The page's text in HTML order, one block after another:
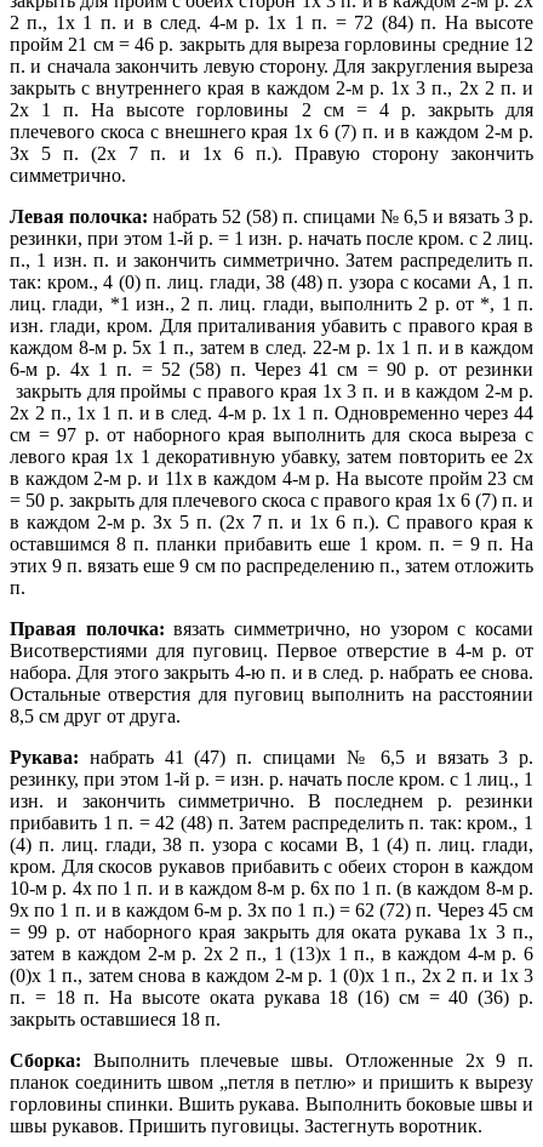
2 п., 1х 1 п. и в след. 4-м p. 1х 1 п. = 72 (84) п. На высоте
пройм 21 см = 46 р. закрыть для выреза горловины средние 12
п. и сначала закончить левую сторону. Для закругления выреза
закрыть с внутреннего края в каждом 2-м р. 1х 3 п., 2х 2 п. и
2х 1 п. На высоте горловины 2 см = 4 р. закрыть для
плечевого скоса с внешнего края 1х 6 (7) п. и в каждом 2-м р.
Зх 5 п. (2х 7 п. и 1х 6 п.). Правую сторону закончить
симметрично.
Левая полочка: набрать 52 (58) п. спицами № 6,5 и вязать 3 р.
резинки, при этом 1-й р. = 1 изн. р. начать после кром. с 2 лиц.
п., 1 изн. п. и закончить симметрично. Затем распределить п.
так: кром., 4 (0) п. лиц. глади, 38 (48) п. узора с косами А, 1 п.
лиц. глади, *1 изн., 2 п. лиц. глади, выполнить 2 р. от *, 1 п.
изн. глади, кром. Для приталивания убавить с правого края в
каждом 8-м р. 5х 1 п., затем в след. 22-м p. 1х 1 п. и в каждом
6-м р. 4х 1 п. = 52 (58) п. Через 41 см = 90 р. от резинки
закрыть для проймы с правого края 1х 3 п. и в каждом 2-м р.
2х 2 п., 1х 1 п. и в след. 4-м p. 1х 1 п. Одновременно через 44
см = 97 р. от наборного края выполнить для скоса выреза с
левого края 1х 1 декоративную убавку, затем повторить ее 2х
в каждом 2-м р. и 11х в каждом 4-м р. На высоте пройм 23 см
= 50 р. закрыть для плечевого скоса с правого края 1х 6 (7) п. и
в каждом 2-м р. Зх 5 п. (2х 7 п. и 1х 6 п.). С правого края к
оставшимся 8 п. планки прибавить еше 1 кром. п. = 9 п. На
этих 9 п. вязать еше 9 см по распределению п., затем отложить
п.
Правая полочка: вязать симметрично, но узором с косами
Висотверстиями для пуговиц. Первое отверстие в 4-м р. от
набора. Для этого закрыть 4-ю п. и в след. р. набрать ее снова.
Остальные отверстия для пуговиц выполнить на расстоянии
8,5 см друг от друга.
Рукава: набрать 41 (47) п. спицами № 6,5 и вязать 3 р.
резинку, при этом 1-й р. = изн. р. начать после кром. с 1 лиц., 1
изн. и закончить симметрично. В последнем р. резинки
прибавить 1 п. = 42 (48) п. Затем распределить п. так: кром., 1
(4) п. лиц. глади, 38 п. узора с косами В, 1 (4) п. лиц. глади,
кром. Для скосов рукавов прибавить с обеих сторон в каждом
10-м р. 4х по 1 п. и в каждом 8-м р. 6х по 1 п. (в каждом 8-м р.
9х по 1 п. и в каждом 6-м р. Зх по 1 п.) = 62 (72) п. Через 45 см
= 99 р. от наборного края закрыть для оката рукава 1х 3 п.,
затем в каждом 2-м р. 2х 2 п., 1 (13)х 1 п., в каждом 4-м р. 6
(0)х 1 п., затем снова в каждом 2-м р. 1 (0)х 1 п., 2х 2 п. и 1х 3
п. = 18 п. На высоте оката рукава 18 (16) см = 40 (36) р.
закрыть оставшиеся 18 п.
Сборка: Выполнить плечевые швы. Отложенные 2х 9 п.
планок соединить швом „петля в петлю» и пришить к вырезу
горловины спинки. Вшить рукава. Выполнить боковые швы и
швы рукавов. Пришить пуговицы. Застегнуть воротник.